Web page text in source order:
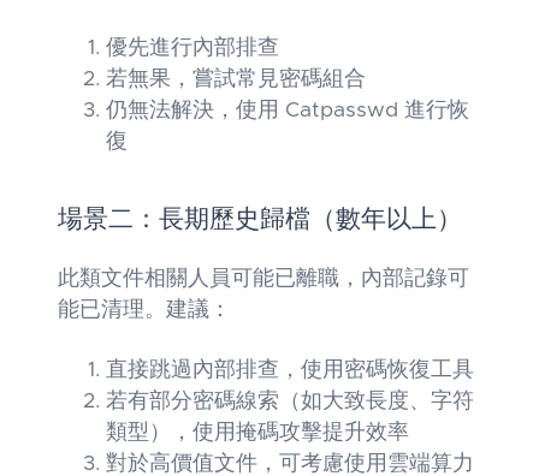
優先進行內部排查
若無果，嘗試常見密碼組合
仍無法解決，使用 Catpasswd 進行恢
復
場景二：長期歷史歸檔（數年以上）
此類文件相關人員可能已離職，內部記錄可
能已清理。建議：
直接跳過內部排查，使用密碼恢復工具
若有部分密碼線索（如大致長度、字符
類型），使用掩碼攻擊提升效率
對於高價值文件，可考慮使用雲端算力